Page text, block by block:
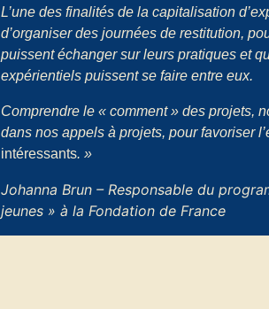
L’une des finalités de la capitalisation
d’organiser des journées de restitution,
puissent échanger sur leurs pratiques et
expérientiels puissent se faire entre eux.
Comprendre le « comment » des projets,
dans nos appels à projets, pour favoriser
intéressants. »
Johanna Brun – Responsable du
jeunes » à la Fondation de France